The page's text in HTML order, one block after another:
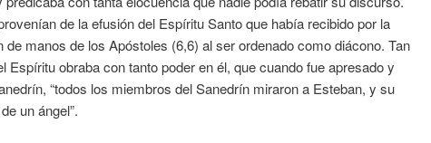
de la efusión del Espíritu Santo que había recibido por la
de manos de los Apóstoles (6,6) al ser ordenado como diácono. Tan
Espíritu obraba con tanto poder en él, que cuando fue apresado y
“todos los miembros del Sanedrín miraron a Esteban, y su
un ángel”.